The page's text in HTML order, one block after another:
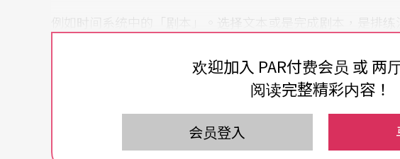
例如时间系统中的「剧本」。选择文本或是完成剧本，是排练
读剧，排练过程当然也会修正剧本，但，这只是其中一种时
程，大多数参与制作的人会相当焦虑（不管演员、设计或制
程决定工作成果，这也是为何许多定本剧长得很像的原因。
前的演员，将活生生的演员硬塞入一个个角色（所谓选角）
不想为她们设计角色、重新编辑对话和安排整出戏的结构以安
欢迎加入 PAR付费会员 或 两
阅读完整精彩内容！
会员登入